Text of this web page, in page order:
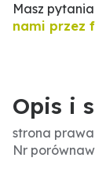
Masz
nami przez
Opis i
strona prawa
Nr